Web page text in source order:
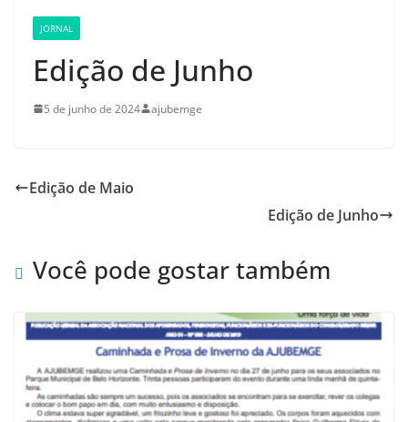
JORNAL
Edição de Junho
5 de junho de 2024 ajubemge
Edição de Maio
Edição de Junho
Você pode gostar também